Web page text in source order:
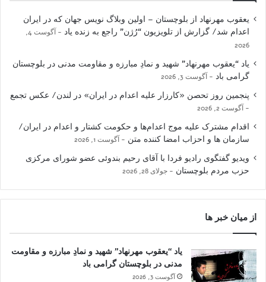
یعقوب مهرنهاد از بلوچستان – اولین وبلاگ نویس جهان که در ایران
اعدام شد/ گزارش از تلویزیون “رُژن” راجع به زنده یاد
آگوست 4,
2026
یاد “یعقوب مهرنهاد” شهید و نمادِ مبارزه و مقاومت مدنی در بلوچستان
گرامی باد
آگوست 3, 2026
پنجمین روز تحصن «کارزار علیه اعدام در ایران» در لندن/ عکس تجمع
آگوست 2, 2026
اقدام مشترک علیه موج اعدام‌ها و حکومت کشتار و اعدام در ایران/
سازمان ها و احزاب امضا کننده متن
آگوست 1, 2026
ویدیو گفتگوی رادیو فردا با آقای رحیم بندوئی عضو شورای مرکزی
حزب مردم بلوچستان
جولای 28, 2026
از میان خبر ها
یاد “یعقوب مهرنهاد” شهید و نمادِ مبارزه و مقاومت
مدنی در بلوچستان گرامی باد
آگوست 3, 2026